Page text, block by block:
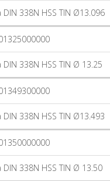
DIN 338N HSS TIN Ø13.096
DIN 338N HSS TIN Ø 13.25
DIN 338N HSS TIN Ø13.493
DIN 338N HSS TIN Ø 13.50